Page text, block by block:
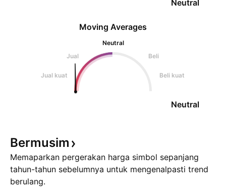
Neutral
Moving Averages
Neutral
Jual
Beli
Jual kuat Beli kuat
Neutral
Bermusim
Memaparkan pergerakan harga simbol sepanjang
tahun-tahun sebelumnya untuk mengenalpasti trend
berulang.